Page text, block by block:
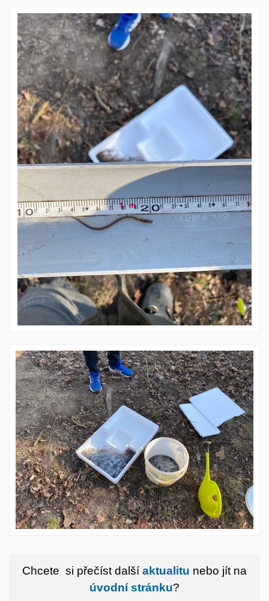
Chcete si přečíst další aktualitu nebo jít na
úvodní stránku?